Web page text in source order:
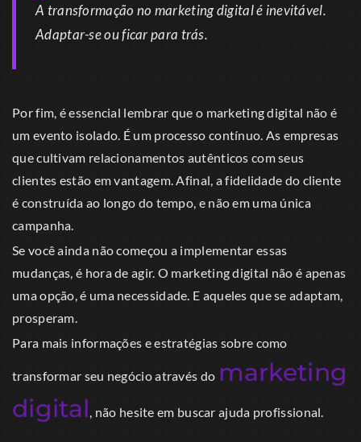
A transformação no marketing digital é inevitável.
Adaptar-se ou ficar para trás.
Por fim, é essencial lembrar que o marketing digital não é
um evento isolado. É um processo contínuo. As empresas
que cultivam relacionamentos autênticos com seus
clientes estão em vantagem. Afinal, a fidelidade do cliente
é construída ao longo do tempo, e não em uma única
campanha.
Se você ainda não começou a implementar essas
mudanças, é hora de agir. O marketing digital não é apenas
uma opção, é uma necessidade. E aqueles que se adaptam,
prosperam.
Para mais informações e estratégias sobre como
transformar seu negócio através do marketing
digital , não hesite em buscar ajuda profissional.